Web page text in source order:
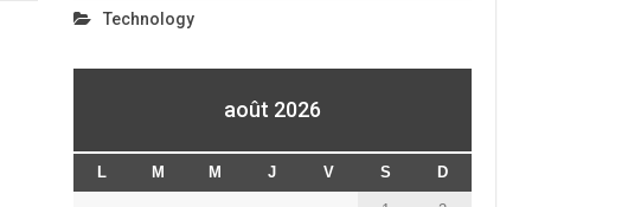
Technology
août 2026
L M M J V S D